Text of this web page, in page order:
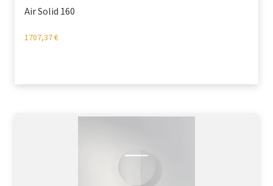
Air Solid 160
1707,37€